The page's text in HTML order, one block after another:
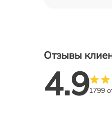
Отзывы
4.91799